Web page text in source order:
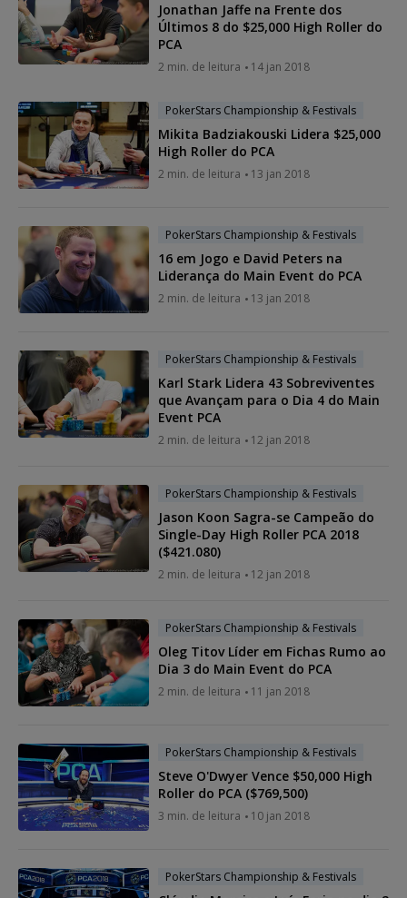
Jonathan Jaffe na Frente dos
Últimos 8 do $25,000 High Roller do
PCA
2 min. de leitura 14 jan 2018
PokerStars Championship & Festivals
Mikita Badziakouski Lidera $25,000
High Roller do PCA
2 min. de leitura 13 jan 2018
PokerStars Championship & Festivals
16 em Jogo e David Peters na
Liderança do Main Event do PCA
2 min. de leitura 13 jan 2018
PokerStars Championship & Festivals
Karl Stark Lidera 43 Sobreviventes
que Avançam para o Dia 4 do Main
Event PCA
2 min. de leitura 12 jan 2018
PokerStars Championship & Festivals
Jason Koon Sagra-se Campeão do
Single-Day High Roller PCA 2018
($421.080)
2 min. de leitura 12 jan 2018
PokerStars Championship & Festivals
Oleg Titov Líder em Fichas Rumo ao
Dia 3 do Main Event do PCA
2 min. de leitura 11 jan 2018
PokerStars Championship & Festivals
Steve O'Dwyer Vence $50,000 High
Roller do PCA ($769,500)
3 min. de leitura 10 jan 2018
PokerStars Championship & Festivals